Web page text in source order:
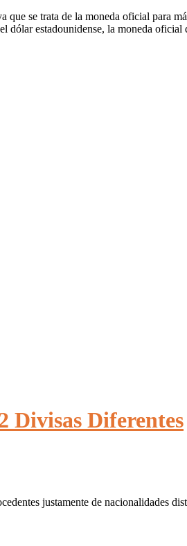
que se trata de la moneda oficial para
dólar estadounidense, la moneda oficial
Divisas Diferentes
justamente de nacionalidades